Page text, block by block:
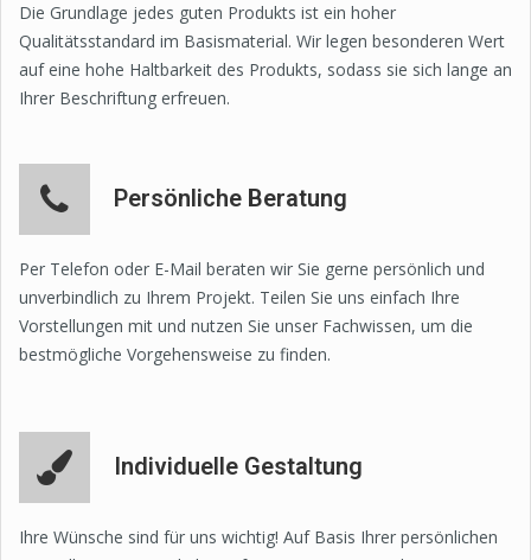
Die Grundlage jedes guten Produkts ist ein hoher
Qualitätsstandard im Basismaterial. Wir legen besonderen Wert
auf eine hohe Haltbarkeit des Produkts, sodass sie sich lange an
Ihrer Beschriftung erfreuen.
Persönliche Beratung
Per Telefon oder E-Mail beraten wir Sie gerne persönlich und
unverbindlich zu Ihrem Projekt. Teilen Sie uns einfach Ihre
Vorstellungen mit und nutzen Sie unser Fachwissen, um die
bestmögliche Vorgehensweise zu finden.
Individuelle Gestaltung
Ihre Wünsche sind für uns wichtig! Auf Basis Ihrer persönlichen